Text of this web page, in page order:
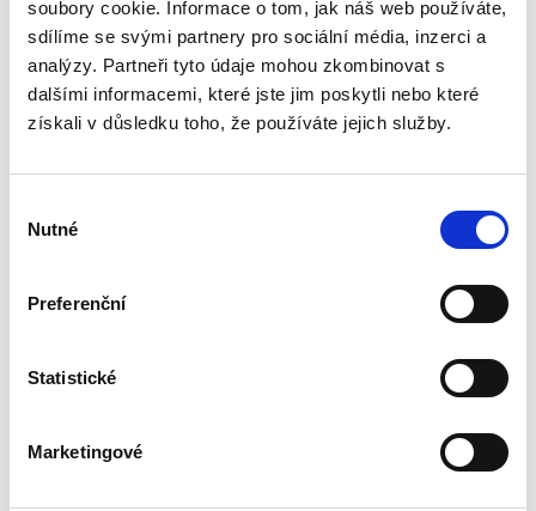
soubory cookie. Informace o tom, jak náš web používáte,
sdílíme se svými partnery pro sociální média, inzerci a
analýzy. Partneři tyto údaje mohou zkombinovat s
dalšími informacemi, které jste jim poskytli nebo které
získali v důsledku toho, že používáte jejich služby.
souhlasu
Nutné
Preferenční
Statistické
Marketingové
nového občanského zákoníku v roce 2014 stala
mimořádně aktuální v...
Deset let účinnosti
zákoníku
Kniha je sborníkem příspěvků vystupujících na